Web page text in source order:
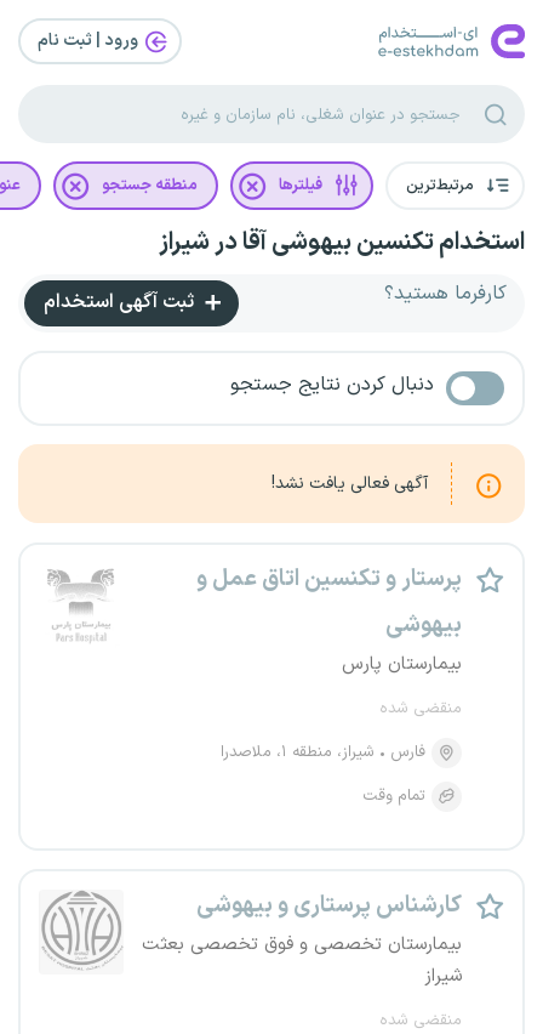
ورود | ثبت‌ نام
مرتبط‌ترین فیلترها منطقه جستجو
استخدام تکنسین بیهوشی آقا در شیراز
کارفرما هستید؟ ثبت آگهی استخدام
دنبال کردن نتایج جستجو
آگهی فعالی یافت نشد!
پرستار و تکنسین اتاق عمل و
بیهوشی
بیمارستان پارس
منقضی شده
فارس
شیراز، منطقه ۱، ملاصدرا
تمام وقت
کارشناس پرستاری و بیهوشی
بیمارستان تخصصی و فوق تخصصی بعثت
شیراز
منقضی شده